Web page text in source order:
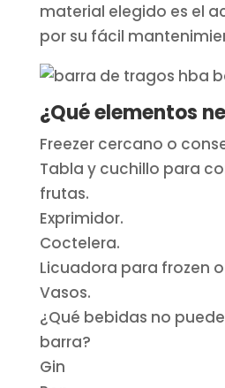
material elegido es el
por su fácil
¿Qué elementos
Freezer cercano o
Tabla y cuchillo para
frutas.
Exprimidor.
Coctelera.
Licuadora para frozen
Vasos.
¿Qué bebidas no
barra?
Gin